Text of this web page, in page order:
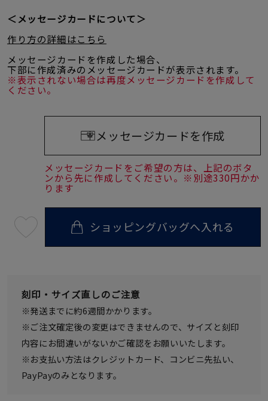
＜メッセージカードについて＞
作り方の詳細はこちら
メッセージカードを作成した場合、
下部に作成済みのメッセージカードが表示されます。
※表示されない場合は再度メッセージカードを作成して
ください。
メッセージカードを作成
メッセージカードをご希望の方は、上記のボタ
ンから先に作成してください。※別途330円かか
ります
08
送
¥17,600 (tax
in)
ショッピングバッグへ入れる
刻印・サイズ直しのご注意
※発送までに約6週間かかります。
※ご注文確定後の変更はできませんので、サイズと刻印
内容にお間違いがないかご確認をお願いいたします。
※お支払い方法はクレジットカード、コンビニ先払い、
PayPayのみとなります。